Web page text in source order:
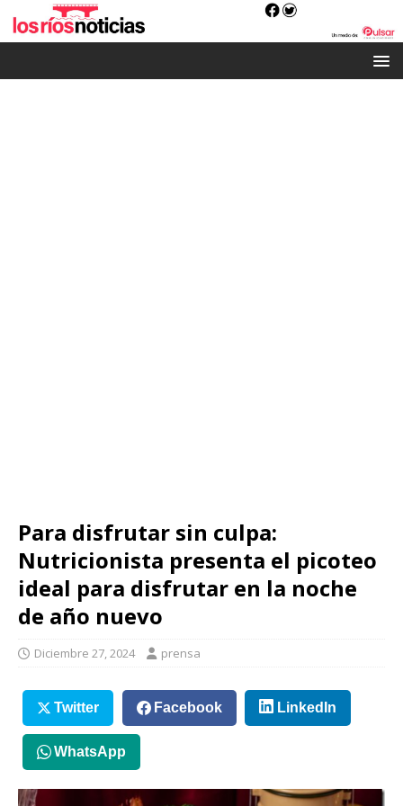
Para disfrutar sin culpa:
Nutricionista presenta el picoteo
ideal para disfrutar en la noche
de año nuevo
Diciembre 27, 2024 prensa
Twitter Facebook LinkedIn
WhatsApp